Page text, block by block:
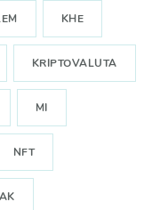
KHE
KRIPTOVALUTA
MI
NFT